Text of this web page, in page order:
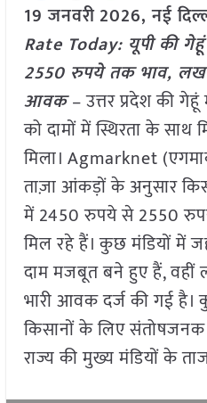
19 जनवरी2026,नई
Rate Today: यूपी की
2550 रुपये तक भाव,
आवक– उत्तर प्रदेश की
को दामों में स्थिरता के
मिला। Agmarknet
ताज़ा आंकड़ों के अनुसार
में 2450 रुपये से 2550
मिल रहे हैं। कुछ मंडियों में
दाम मजबूत बने हुए हैं,
भारी आवक दर्ज की गई
किसानों के लिए
राज्य की मुख्य मंडियों के